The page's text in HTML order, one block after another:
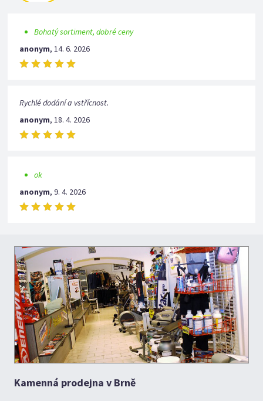
Bohatý sortiment, dobré ceny
anonym,14. 6. 2026
Rychlé dodání a vstřícnost.
anonym,18. 4. 2026
ok
anonym,9. 4. 2026
Kamenná prodejna v Brně